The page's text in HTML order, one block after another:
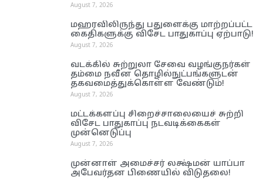
August 7, 2026
மஹரவிலிருந்து பதுளைக்கு மாற்றப்பட்ட
கைதிகளுக்கு விசேட பாதுகாப்பு ஏற்பாடு!
August 7, 2026
வடக்கில் சுற்றுலா சேவை வழங்குநர்கள்
தம்மை நவீன தொழில்நுட்பங்களுடன்
தகவமைத்துக்கொள்ள வேண்டும்!
August 7, 2026
மட்டக்களப்பு சிறைச்சாலையைச் சுற்றி
விசேட பாதுகாப்பு நடவடிக்கைகள்
முன்னெடுப்பு
August 7, 2026
முன்னாள் அமைச்சர் லக்ஷ்மன் யாப்பா
அபேவர்தன பிணையில் விடுதலை!